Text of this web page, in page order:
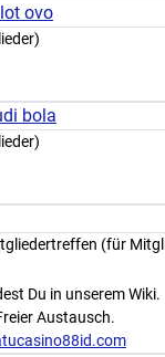
ovo
bola
(für
Du in unserem Wiki.
Austausch.